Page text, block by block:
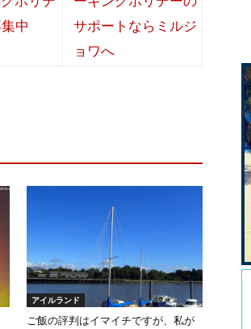
アイルランド
ご飯の評判はイマイチですが、私が